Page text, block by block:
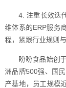
4. 注重长效迭
维体系的ERP服务
程，紧跟行业规则
盼盼食品始创
洲品牌500强、国
产基地，员工规模